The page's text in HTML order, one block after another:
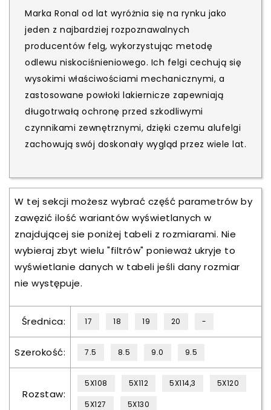
Marka Ronal od lat wyróżnia się na rynku jako
jeden z najbardziej rozpoznawalnych
producentów felg, wykorzystując metodę
odlewu niskociśnieniowego. Ich felgi cechują się
wysokimi właściwościami mechanicznymi, a
zastosowane powłoki lakiernicze zapewniają
długotrwałą ochronę przed szkodliwymi
czynnikami zewnętrznymi, dzięki czemu alufelgi
zachowują swój doskonały wygląd przez wiele lat.
W tej sekcji możesz wybrać część parametrów by
zawęzić ilość wariantów wyświetlanych w
znajdującej sie poniżej tabeli z rozmiarami. Nie
wybieraj zbyt wielu "filtrów" ponieważ ukryje to
wyświetlanie danych w tabeli jeśli dany rozmiar
nie występuje.
Średnica: 17 18 19 20 -
Szerokość: 7.5 8.5 9.0 9.5
Rozstaw:
5X108 5X112 5X114,3 5X120
5X127 5X130